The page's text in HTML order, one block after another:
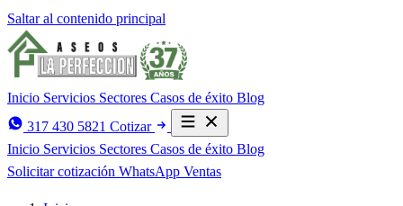
Saltar al contenido principal
Inicio Servicios Sectores Casos de éxito Blog
317 430 5821 Cotizar
Inicio Servicios Sectores Casos de éxito Blog
Solicitar cotización WhatsApp Ventas